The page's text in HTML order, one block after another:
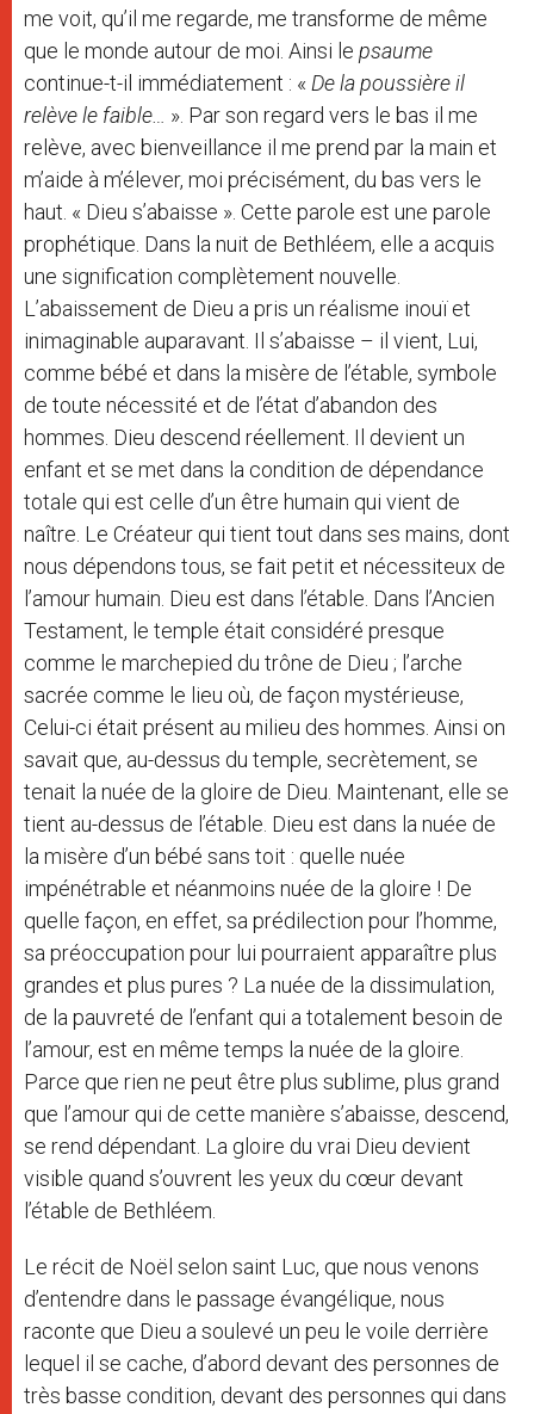
me voit, qu’il me regarde, me transforme de même
que le monde autour de moi. Ainsi le psaume
continue-t-il immédiatement : « De la poussière il
relève le faible…
». Par son regard vers le bas il me
relève, avec bienveillance il me prend par la main et
m’aide à m’élever, moi précisément, du bas vers le
haut. « Dieu s’abaisse ». Cette parole est une parole
prophétique. Dans la nuit de Bethléem, elle a acquis
une signification complètement nouvelle.
L’abaissement de Dieu a pris un réalisme inouï et
inimaginable auparavant. Il s’abaisse – il vient, Lui,
comme bébé et dans la misère de l’étable, symbole
de toute nécessité et de l’état d’abandon des
hommes. Dieu descend réellement. Il devient un
enfant et se met dans la condition de dépendance
totale qui est celle d’un être humain qui vient de
naître. Le Créateur qui tient tout dans ses mains, dont
nous dépendons tous, se fait petit et nécessiteux de
l’amour humain. Dieu est dans l’étable. Dans l’Ancien
Testament, le temple était considéré presque
comme le marchepied du trône de Dieu ; l’arche
sacrée comme le lieu où, de façon mystérieuse,
Celui-ci était présent au milieu des hommes. Ainsi on
savait que, au-dessus du temple, secrètement, se
tenait la nuée de la gloire de Dieu. Maintenant, elle se
tient au-dessus de l’étable. Dieu est dans la nuée de
la misère d’un bébé sans toit : quelle nuée
impénétrable et néanmoins nuée de la gloire ! De
quelle façon, en effet, sa prédilection pour l’homme,
sa préoccupation pour lui pourraient apparaître plus
grandes et plus pures ? La nuée de la dissimulation,
de la pauvreté de l’enfant qui a totalement besoin de
l’amour, est en même temps la nuée de la gloire.
Parce que rien ne peut être plus sublime, plus grand
que l’amour qui de cette manière s’abaisse, descend,
se rend dépendant. La gloire du vrai Dieu devient
visible quand s’ouvrent les yeux du cœur devant
l’étable de Bethléem.
Le récit de Noël selon saint Luc, que nous venons
d’entendre dans le passage évangélique, nous
raconte que Dieu a soulevé un peu le voile derrière
lequel il se cache, d’abord devant des personnes de
très basse condition, devant des personnes qui dans